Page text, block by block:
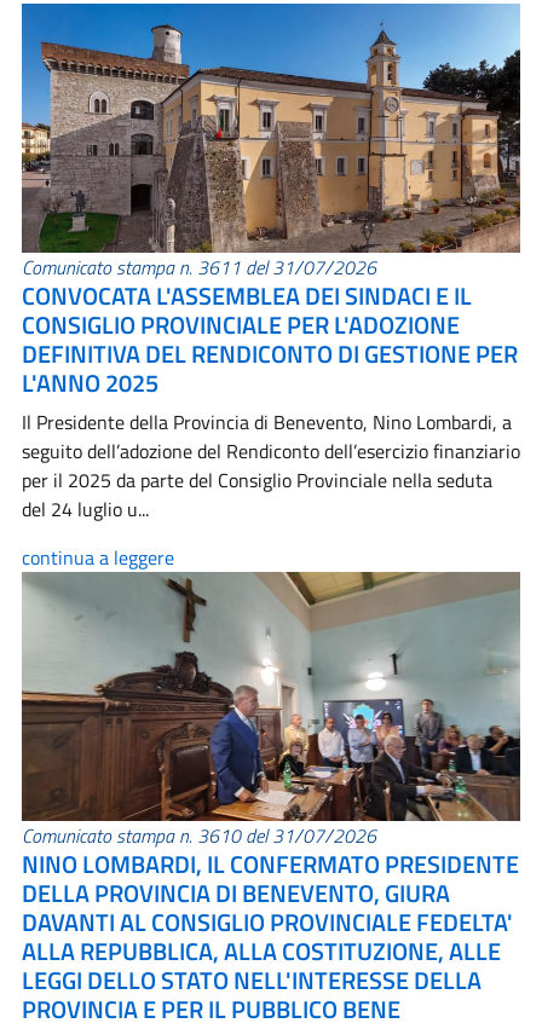
Comunicato stampa n. 3611 del 31/07/2026
CONVOCATA L'ASSEMBLEA DEI SINDACI E IL
CONSIGLIO PROVINCIALE PER L'ADOZIONE
DEFINITIVA DEL RENDICONTO DI GESTIONE PER
L'ANNO 2025
Il Presidente della Provincia di Benevento, Nino Lombardi, a
seguito dell’adozione del Rendiconto dell’esercizio finanziario
per il 2025 da parte del Consiglio Provinciale nella seduta
del 24 luglio u...
continua a leggere
Comunicato stampa n. 3610 del 31/07/2026
NINO LOMBARDI, IL CONFERMATO PRESIDENTE
DELLA PROVINCIA DI BENEVENTO, GIURA
DAVANTI AL CONSIGLIO PROVINCIALE FEDELTA'
ALLA REPUBBLICA, ALLA COSTITUZIONE, ALLE
LEGGI DELLO STATO NELL'INTERESSE DELLA
PROVINCIA E PER IL PUBBLICO BENE